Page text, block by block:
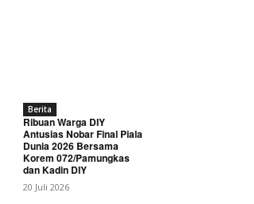
Berita
Ribuan Warga DIY
Antusias Nobar Final Piala
Dunia 2026 Bersama
Korem 072/Pamungkas
dan Kadin DIY
20 Juli 2026